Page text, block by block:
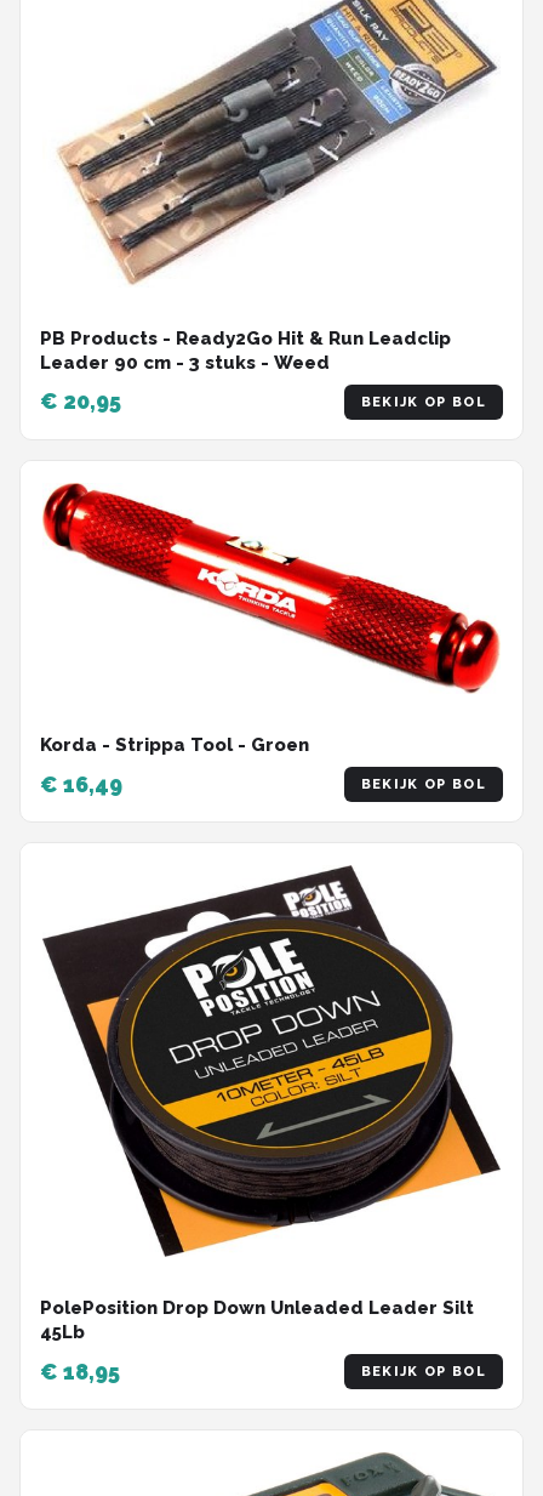
PB Products - Ready2Go Hit & Run Leadclip
Leader 90 cm - 3 stuks - Weed
€ 20,95 BEKIJK OP BOL
Korda - Strippa Tool - Groen
€ 16,49 BEKIJK OP BOL
PolePosition Drop Down Unleaded Leader Silt
45Lb
€ 18,95 BEKIJK OP BOL